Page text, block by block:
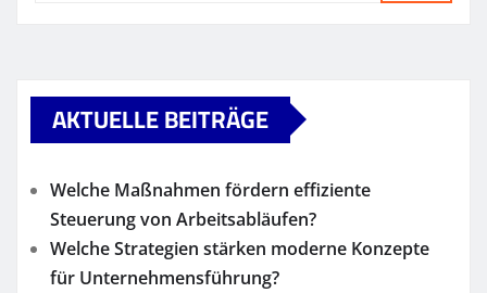
AKTUELLE BEITRÄGE
Welche Maßnahmen fördern effiziente
Steuerung von Arbeitsabläufen?
Welche Strategien stärken moderne Konzepte
für Unternehmensführung?